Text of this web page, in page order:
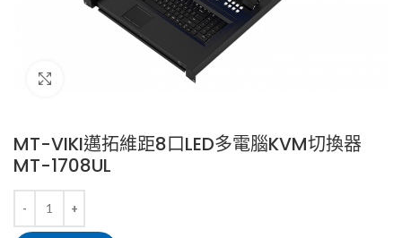
MT-VIKI邁拓維距8口LED多電腦KVM切換器
MT-1708UL